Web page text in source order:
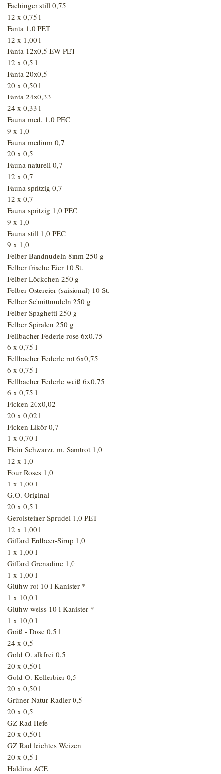
Fachinger still 0,75
12 x 0,75 l
Fanta 1,0 PET
12 x 1,00 l
Fanta 12x0,5 EW-PET
12 x 0,5 l
Fanta 20x0,5
20 x 0,50 l
Fanta 24x0,33
24 x 0,33 l
Fauna med. 1,0 PEC
9 x 1,0
Fauna medium 0,7
20 x 0,5
Fauna naturell 0,7
12 x 0,7
Fauna spritzig 0,7
12 x 0,7
Fauna spritzig 1,0 PEC
9 x 1,0
Fauna still 1,0 PEC
9 x 1,0
Felber Bandnudeln 8mm 250 g
Felber frische Eier 10 St.
Felber Löckchen 250 g
Felber Ostereier (saisional) 10 St.
Felber Schnittnudeln 250 g
Felber Spaghetti 250 g
Felber Spiralen 250 g
Fellbacher Federle rose 6x0,75
6 x 0,75 l
Fellbacher Federle rot 6x0,75
6 x 0,75 l
Fellbacher Federle weiß 6x0,75
6 x 0,75 l
Ficken 20x0,02
20 x 0,02 l
Ficken Likör 0,7
1 x 0,70 l
Flein Schwarzr. m. Samtrot 1,0
12 x 1,0
Four Roses 1,0
1 x 1,00 l
G.O. Original
20 x 0,5 l
Gerolsteiner Sprudel 1,0 PET
12 x 1,00 l
Giffard Erdbeer-Sirup 1,0
1 x 1,00 l
Giffard Grenadine 1,0
1 x 1,00 l
Glühw rot 10 l Kanister *
1 x 10,0 l
Glühw weiss 10 l Kanister *
1 x 10,0 l
Goiß - Dose 0,5 l
24 x 0,5
Gold O. alkfrei 0,5
20 x 0,50 l
Gold O. Kellerbier 0,5
20 x 0,50 l
Grüner Natur Radler 0,5
20 x 0,5
GZ Rad Hefe
20 x 0,50 l
GZ Rad leichtes Weizen
20 x 0,5 l
Haldina ACE